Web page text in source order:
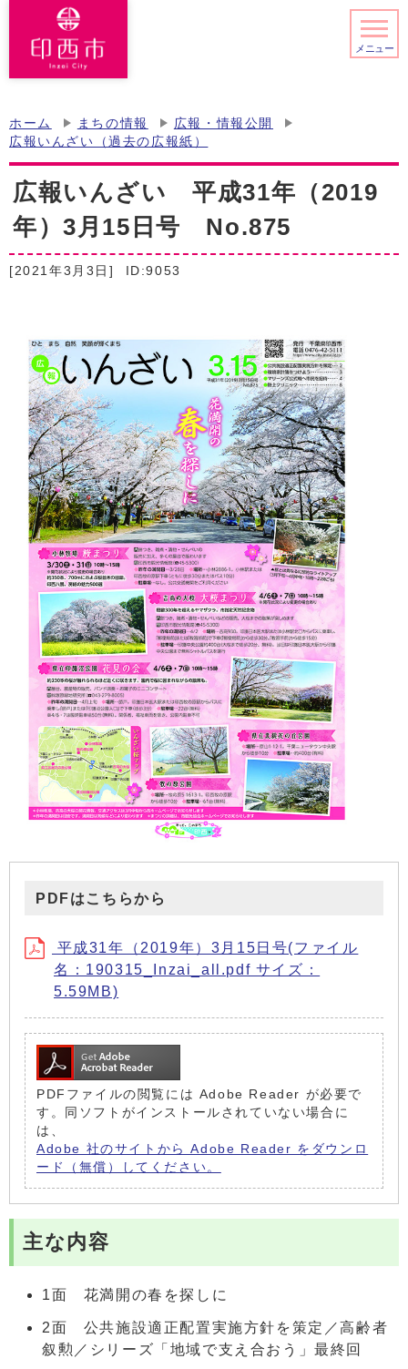
メニュー
ホーム まちの情報
広報・情報公開
広報いんざい（過去の広報紙）
広報いんざい 平成31年（2019
年）3月15日号 No.875
[2021年3月3日] ID:9053
PDFはこちらから
平成31年（2019年）3月15日号(ファイル
名：190315_Inzai_all.pdf サイズ：
5.59MB)
PDFファイルの閲覧には Adobe Reader が必要で
す。同ソフトがインストールされていない場合に
は、
Adobe 社のサイトから Adobe Reader をダウンロ
ード（無償）してください。
主な内容
1面 花満開の春を探しに
2面 公共施設適正配置実施方針を策定／高齢者
叙勲／シリーズ「地域で支え合おう」最終回